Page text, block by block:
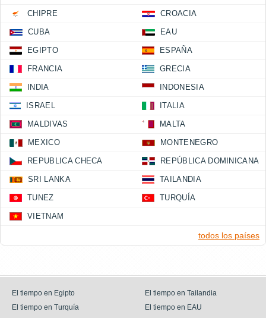
CHIPRE CROACIA
CUBA EAU
EGIPTO ESPAÑA
FRANCIA GRECIA
INDIA INDONESIA
ISRAEL ITALIA
MALDIVAS MALTA
MEXICO MONTENEGRO
REPUBLICA CHECA REPÚBLICA DOMINICANA
SRI LANKA TAILANDIA
TUNEZ TURQUÍA
VIETNAM
todos los países
El tiempo en Egipto
El tiempo en Tailandia
El tiempo en Turquía
El tiempo en EAU